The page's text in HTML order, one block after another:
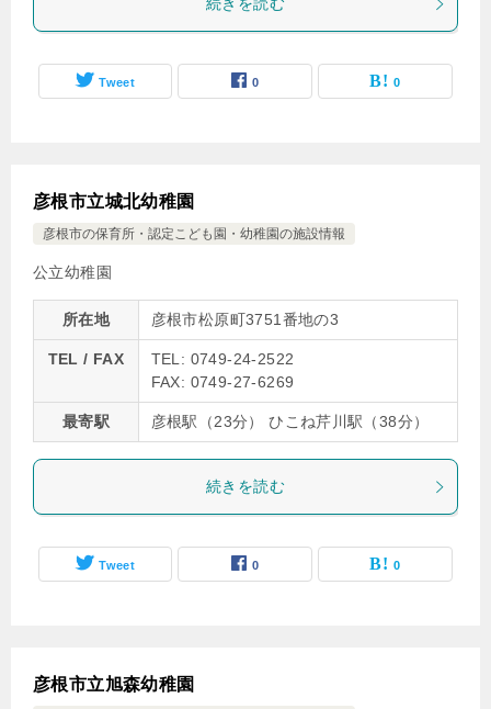
Tweet 0 0
彦根市立城北幼稚園
彦根市の保育所・認定こども園・幼稚園の施設情報
公立幼稚園
所在地 彦根市松原町3751番地の3
TEL / FAX
TEL: 0749-24-2522
FAX: 0749-27-6269
最寄駅 彦根駅（23分） ひこね芹川駅（38分）
続きを読む
Tweet 0 0
彦根市立旭森幼稚園